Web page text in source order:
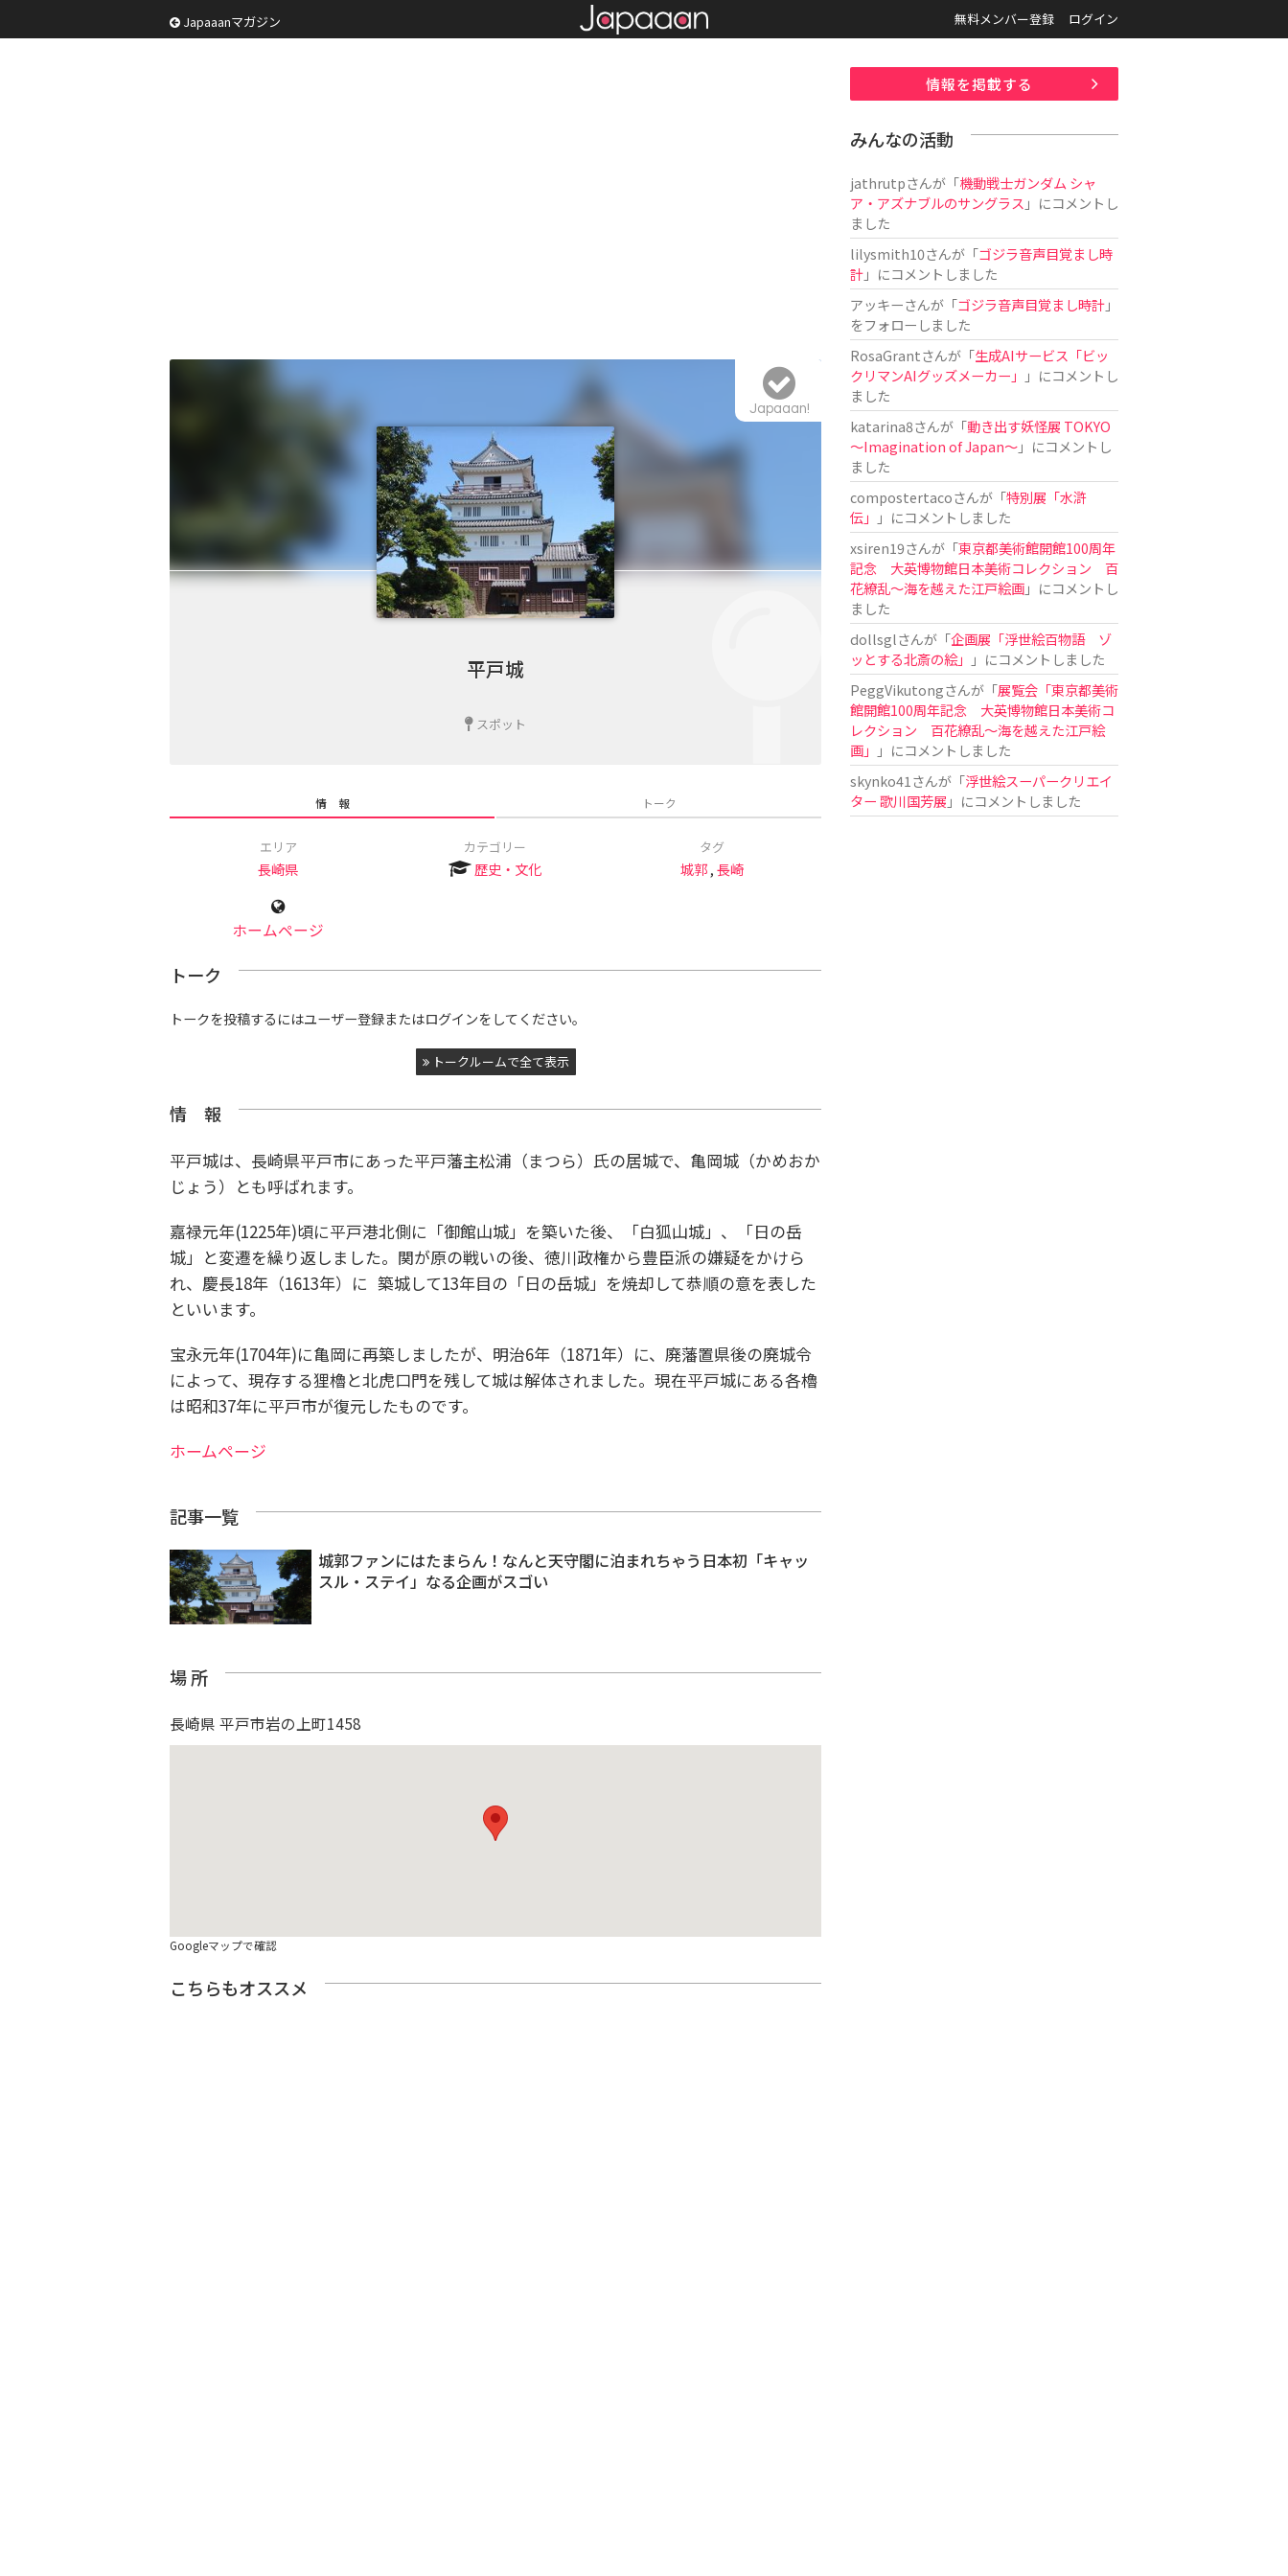
Japaaanマガジン 無料メンバー登録 ログイン
平戸城
スポット
Japaaan!
情 報 トーク
エリア
長崎県
カテゴリー
歴史・文化
タグ
城郭,長崎
ホームページ
トーク
トークを投稿するにはユーザー登録またはログインをしてください。
トークルームで全て表示
情 報
平戸城は、長崎県平戸市にあった平戸藩主松浦（まつら）氏の居城で、亀岡城（かめおか
じょう）とも呼ばれます。
嘉禄元年(1225年)頃に平戸港北側に「御館山城」を築いた後、「白狐山城」、「日の岳
城」と変遷を繰り返しました。関が原の戦いの後、徳川政権から豊臣派の嫌疑をかけら
れ、慶長18年（1613年）に 築城して13年目の「日の岳城」を焼却して恭順の意を表した
といいます。
宝永元年(1704年)に亀岡に再築しましたが、明治6年（1871年）に、廃藩置県後の廃城令
によって、現存する狸櫓と北虎口門を残して城は解体されました。現在平戸城にある各櫓
は昭和37年に平戸市が復元したものです。
ホームページ
記事一覧
城郭ファンにはたまらん！なんと天守閣に泊まれちゃう日本初「キャッ
スル・ステイ」なる企画がスゴい
場 所
長崎県 平戸市岩の上町1458
Googleマップで確認
こちらもオススメ
情報を掲載する
みんなの活動
jathrutpさんが「機動戦士ガンダム シャ
ア・アズナブルのサングラス 」にコメントし
ました
lilysmith10さんが「ゴジラ音声目覚まし時
計」にコメントしました
アッキーさんが「ゴジラ音声目覚まし時計」
をフォローしました
RosaGrantさんが「生成AIサービス「ビッ
クリマンAIグッズメーカー」
」にコメントし
ました
katarina8さんが「動き出す妖怪展 TOKYO
〜Imagination of Japan〜」にコメントし
ました
compostertacoさんが「特別展「水滸
伝」
」にコメントしました
xsiren19さんが「東京都美術館開館100周年
記念 大英博物館日本美術コレクション 百
花繚乱～海を越えた江戸絵画」にコメントし
ました
dollsglさんが「企画展「浮世絵百物語 ゾ
ッとする北斎の絵」
」にコメントしました
PeggVikutongさんが「展覧会「東京都美術
館開館100周年記念 大英博物館日本美術コ
レクション 百花繚乱〜海を越えた江戸絵
画」
」にコメントしました
skynko41 さんが「浮世絵スーパークリエイ
ター 歌川国芳展 」にコメントしました